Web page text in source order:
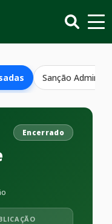
Sanção
Encerrado